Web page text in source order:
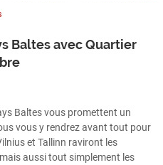
Baltes avec Quartier
Baltes vous promettent un
vous y rendrez avant tout pour
et Tallinn raviront les
aussi tout simplement les